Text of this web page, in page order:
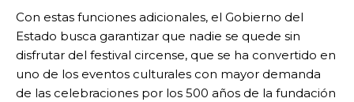
Con estas funciones adicionales, el Gobierno del
Estado busca garantizar que nadie se quede sin
disfrutar del festival circense, que se ha convertido en
uno de los eventos culturales con mayor demanda
de las celebraciones por los 500 años de la fundación